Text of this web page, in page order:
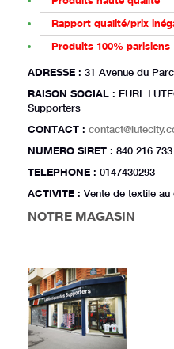
Rapport qualité/prix
Produits 100% parisiens
ADRESSE : 31 Avenue du
RAISON SOCIAL : EURL
Supporters
CONTACT :
NUMERO SIRET : 840 216
TELEPHONE : 0147430293
ACTIVITE : Vente de textile
NOTRE MAGASIN